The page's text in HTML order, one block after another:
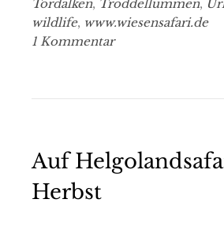
Tordalken, Troddellummen,
wildlife, www.wiesensafari.de
1 Kommentar
Auf
Herbst